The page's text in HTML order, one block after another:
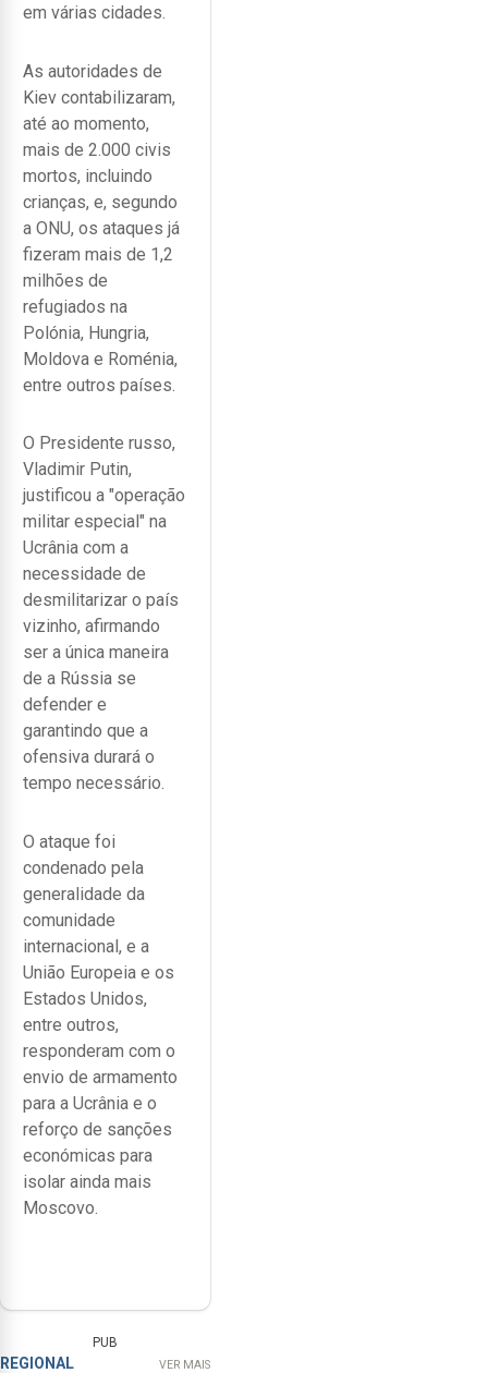
em várias cidades.
As autoridades de
Kiev contabilizaram,
até ao momento,
mais de 2.000 civis
mortos, incluindo
crianças, e, segundo
a ONU, os ataques já
fizeram mais de 1,2
milhões de
refugiados na
Polónia, Hungria,
Moldova e Roménia,
entre outros países.
O Presidente russo,
Vladimir Putin,
justificou a "operação
militar especial" na
Ucrânia com a
necessidade de
desmilitarizar o país
vizinho, afirmando
ser a única maneira
de a Rússia se
defender e
garantindo que a
ofensiva durará o
tempo necessário.
O ataque foi
condenado pela
generalidade da
comunidade
internacional, e a
União Europeia e os
Estados Unidos,
entre outros,
responderam com o
envio de armamento
para a Ucrânia e o
reforço de sanções
económicas para
isolar ainda mais
Moscovo.
PUB
REGIONAL VER MAIS